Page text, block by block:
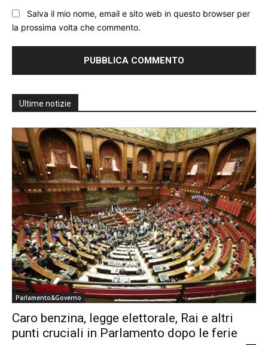
Salva il mio nome, email e sito web in questo browser per
la prossima volta che commento.
Ultime notizie
Parlamento&Governo
Caro benzina, legge elettorale, Rai e altri
punti cruciali in Parlamento dopo le ferie